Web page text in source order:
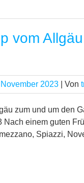
vom
2023 | Von
zum und um den
Nach einem guten
Spiazzi,